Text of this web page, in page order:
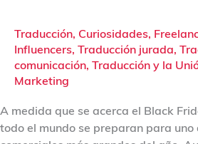
Traducción, Curiosidades,
Influencers, Traducción jurada,
comunicación, Traducción y la
Marketing
A medida que se acerca el Black
todo el mundo se preparan para uno